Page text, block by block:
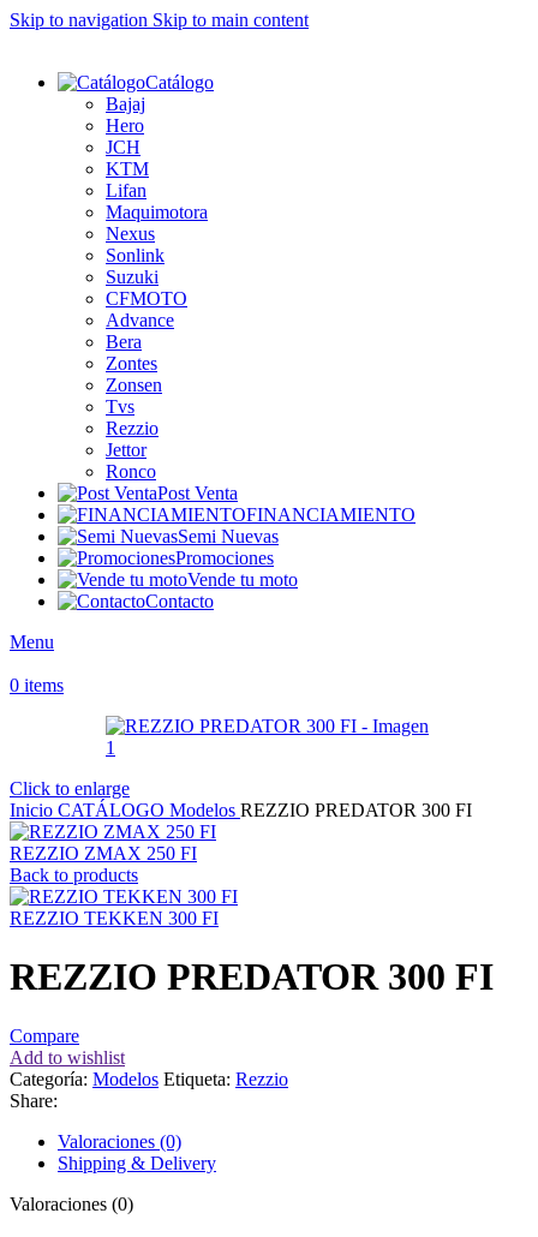
Skip to navigation Skip to main content
Catálogo
Bajaj
Hero
JCH
KTM
Lifan
Maquimotora
Nexus
Sonlink
Suzuki
CFMOTO
Advance
Bera
Zontes
Zonsen
Tvs
Rezzio
Jettor
Ronco
Post Venta
FINANCIAMIENTO
Semi Nuevas
Promociones
Vende tu moto
Contacto
Menu
0 items
Click to enlarge
Inicio CATÁLOGO Modelos REZZIO PREDATOR 300 FI
REZZIO ZMAX 250 FI
Back to products
REZZIO TEKKEN 300 FI
REZZIO PREDATOR 300 FI
Compare
Add to wishlist
Categoría: Modelos Etiqueta: Rezzio
Share:
Valoraciones (0)
Shipping & Delivery
Valoraciones (0)